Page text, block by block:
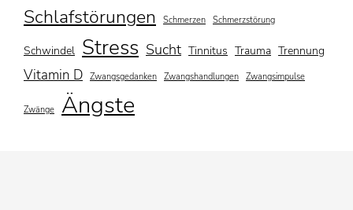
Schlafstörungen Schmerzen Schmerzstörung
Schwindel Stress Sucht Tinnitus Trauma Trennung
Vitamin D Zwangsgedanken Zwangshandlungen Zwangsimpulse
Zwänge Ängste